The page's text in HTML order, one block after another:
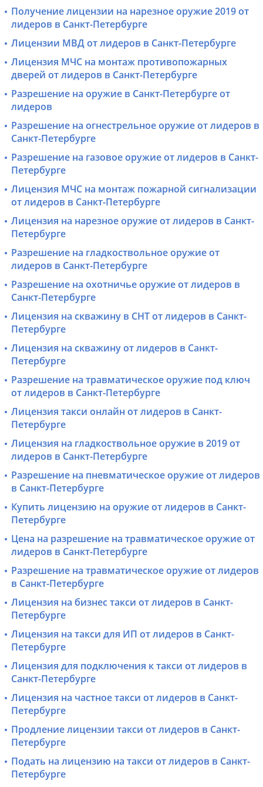
Получение лицензии на нарезное оружие 2019 от
лидеров в Санкт-Петербурге
Лицензии МВД от лидеров в Санкт-Петербурге
Лицензия МЧС на монтаж противопожарных
дверей от лидеров в Санкт-Петербурге
Разрешение на оружие в Санкт-Петербурге от
лидеров
Разрешение на огнестрельное оружие от лидеров в
Санкт-Петербурге
Разрешение на газовое оружие от лидеров в Санкт-
Петербурге
Лицензия МЧС на монтаж пожарной сигнализации
от лидеров в Санкт-Петербурге
Лицензия на нарезное оружие от лидеров в Санкт-
Петербурге
Разрешение на гладкоствольное оружие от
лидеров в Санкт-Петербурге
Разрешение на охотничье оружие от лидеров в
Санкт-Петербурге
Лицензия на скважину в СНТ от лидеров в Санкт-
Петербурге
Лицензия на скважину от лидеров в Санкт-
Петербурге
Разрешение на травматическое оружие под ключ
от лидеров в Санкт-Петербурге
Лицензия такси онлайн от лидеров в Санкт-
Петербурге
Лицензия на гладкоствольное оружие в 2019 от
лидеров в Санкт-Петербурге
Разрешение на пневматическое оружие от лидеров
в Санкт-Петербурге
Купить лицензию на оружие от лидеров в Санкт-
Петербурге
Цена на разрешение на травматическое оружие от
лидеров в Санкт-Петербурге
Разрешение на травматическое оружие от лидеров
в Санкт-Петербурге
Лицензия на бизнес такси от лидеров в Санкт-
Петербурге
Лицензия на такси для ИП от лидеров в Санкт-
Петербурге
Лицензия для подключения к такси от лидеров в
Санкт-Петербурге
Лицензия на частное такси от лидеров в Санкт-
Петербурге
Продление лицензии такси от лидеров в Санкт-
Петербурге
Подать на лицензию на такси от лидеров в Санкт-
Петербурге